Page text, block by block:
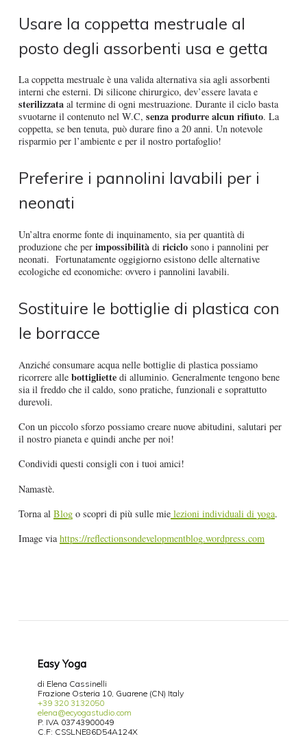
Usare la coppetta mestruale al
posto degli assorbenti usa e getta
La coppetta mestruale è una valida alternativa sia agli assorbenti
interni che esterni. Di silicone chirurgico, dev’essere lavata e
sterilizzata al termine di ogni mestruazione. Durante il ciclo basta
svuotarne il contenuto nel W.C,senza produrre alcun rifiuto. La
coppetta, se ben tenuta, può durare fino a 20 anni. Un notevole
risparmio per l’ambiente e per il nostro portafoglio!
Preferire i pannolini lavabili per i
neonati
Un’altra enorme fonte di inquinamento, sia per quantità di
produzione che perimpossibilità diriciclo sono i pannolini per
neonati. Fortunatamente oggigiorno esistono delle alternative
ecologiche ed economiche: ovvero i pannolini lavabili.
Sostituire le bottiglie di plastica con
le borracce
Anziché consumare acqua nelle bottiglie di plastica possiamo
ricorrere allebottigliette di alluminio. Generalmente tengono bene
sia il freddo che il caldo, sono pratiche, funzionali e soprattutto
durevoli.
Con un piccolo sforzo possiamo creare nuove abitudini, salutari per
il nostro pianeta e quindi anche per noi!
Condividi questi consigli con i tuoi amici!
Namastè.
Torna alBlog o scopri di più sulle mie lezioni individuali di yoga.
Image viahttps://reflectionsondevelopmentblog.wordpress.com
Easy Yoga
di Elena Cassinelli
Frazione Osteria 10, Guarene (CN) Italy
+39 320 3132050
elena@ecyogastudio.com
P. IVA 03743900049
C.F: CSSLNE86D54A124X